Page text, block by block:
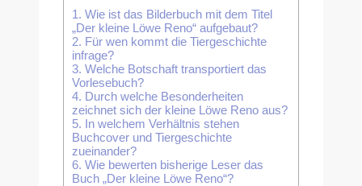
1. Wie ist das Bilderbuch mit dem Titel
„Der kleine Löwe Reno“ aufgebaut?
2. Für wen kommt die Tiergeschichte
infrage?
3. Welche Botschaft transportiert das
Vorlesebuch?
4. Durch welche Besonderheiten
zeichnet sich der kleine Löwe Reno aus?
5. In welchem Verhältnis stehen
Buchcover und Tiergeschichte
zueinander?
6. Wie bewerten bisherige Leser das
Buch „Der kleine Löwe Reno“?